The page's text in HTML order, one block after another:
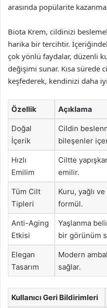
arasında popülarite
Biota Krem, cildinizi
harika bir tercihtir.
çok yönlü faydalar, düzenli
değişimi sunar. Kısa
keşfederek, kendinizi daha
Özellik Açıklama
Doğal
İçerik
Cildin
bileşenler
Hızlı
Emilim
Ciltte
emilir.
Tüm Cilt
Tipleri
Kuru, yağlı
formül.
Anti-Aging
Etkisi
Yaşlanma
bir görünüm
Elegan
Tasarım
Modern
sağlar.
Kullanıcı Geri Bildirimleri